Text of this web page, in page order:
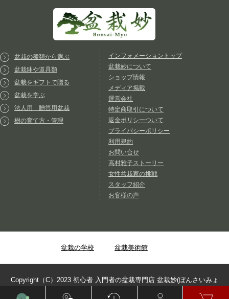
盆栽の種類から選ぶ
盆栽鉢や道具類
盆栽をギフトで贈る
盆栽を学ぶ
法人用 贈答用盆栽
樹の育て方・管理
インフォメーショントップ
盆栽妙について
ショップ情報
メディア掲載
運営会社
特定商取引について
返金ポリシーついて
プライバシーポリシー
利用規約
お問い合せ
高村雅子ストーリー
女性盆栽家の挑戦
スタッフ紹介
お客様の声
盆栽の学校 盆栽美術館
Copyright（C）2023 初心者 入門者の盆栽専門店 盆栽妙(ぼんさいみょ
う) ALL Rights Reserved